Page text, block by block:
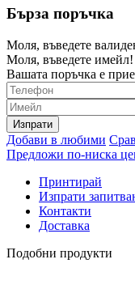
Бърза поръчка
Моля, въведете
Моля, въведете имейл!
Вашата поръчка е
Изпрати
Добави в любими
Предложи по-ниска
Принтирай
Изпрати
Контакти
Доставка
Подобни продукти